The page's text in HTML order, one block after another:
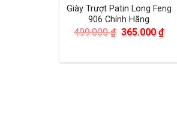
Giày Trượt Patin Long Feng
906 Chính Hãng
499.000₫ Giá
499.000 ₫.
365.000₫Giá
hiện
là: